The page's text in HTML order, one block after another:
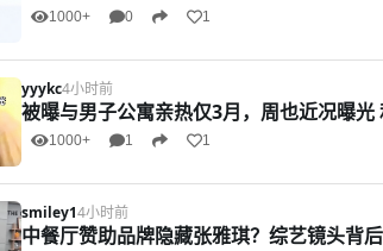
1000+ 0 1
yyykc4小时前
被曝与男子公寓亲热仅3月，周也近况曝
1000+ 1 1
smiley14小时前
中餐厅赞助品牌隐藏张雅琪？综艺镜头背